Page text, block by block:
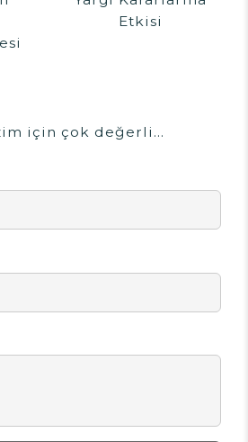
Etkisi
için çok değerli...